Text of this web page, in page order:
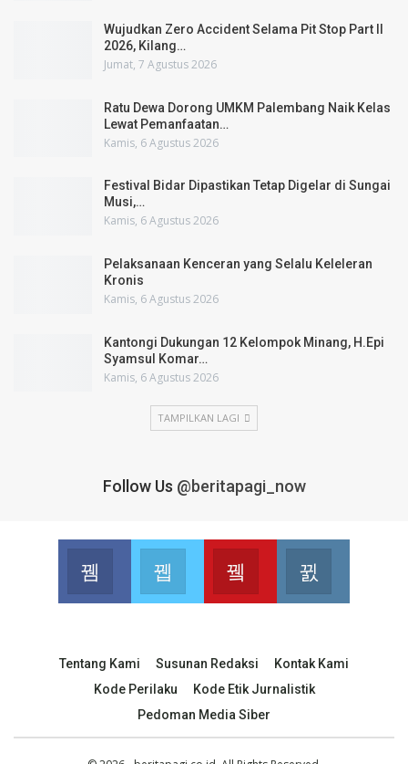
Wujudkan Zero Accident Selama Pit Stop Part II
2026, Kilang…
Jumat, 7 Agustus 2026
Ratu Dewa Dorong UMKM Palembang Naik Kelas
Lewat Pemanfaatan…
Kamis, 6 Agustus 2026
Festival Bidar Dipastikan Tetap Digelar di Sungai
Musi,…
Kamis, 6 Agustus 2026
Pelaksanaan Kenceran yang Selalu Keleleran
Kronis
Kamis, 6 Agustus 2026
Kantongi Dukungan 12 Kelompok Minang, H.Epi
Syamsul Komar…
Kamis, 6 Agustus 2026
TAMPILKAN LAGI
Follow Us @beritapagi_now
Facebook
Join us on Facebook
Twitter
Join us on Twitter
Youtube
Join us on Youtube
Tentang Kami Susunan Redaksi
Kontak Kami
Kode Perilaku
Kode Etik Jurnalistik
Pedoman Media Siber